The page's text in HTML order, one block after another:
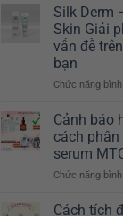
Silk Derm
Skin Giải
vấn đề
bạn
Chức năng
Cảnh báo
cách
serum
Chức năng
Cách tích